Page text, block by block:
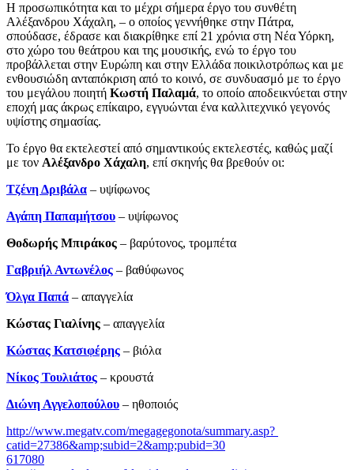
Η προσωπικότητα και το μέχρι σήμερα έργο του συνθέτη
Αλέξανδρου Χάχαλη, – ο οποίος γεννήθηκε στην Πάτρα,
σπούδασε, έδρασε και διακρίθηκε επί 21 χρόνια στη Νέα Υόρκη,
στο χώρο του θεάτρου και της μουσικής, ενώ το έργο του
προβάλλεται στην Ευρώπη και στην Ελλάδα ποικιλοτρόπως και με
ενθουσιώδη ανταπόκριση από το κοινό, σε συνδυασμό με το έργο
του μεγάλου ποιητή Κωστή Παλαμά, το οποίο αποδεικνύεται στην
εποχή μας άκρως επίκαιρο, εγγυώνται ένα καλλιτεχνικό γεγονός
υψίστης σημασίας.
Το έργο θα εκτελεστεί από σημαντικούς εκτελεστές, καθώς μαζί
με τον Αλέξανδρο Χάχαλη, επί σκηνής θα βρεθούν οι:
Τζένη Δριβάλα – υψίφωνος
Αγάπη Παπαμήτσου – υψίφωνος
Θοδωρής Μπιράκος – βαρύτονος, τρομπέτα
Γαβριήλ Αντωνέλος – βαθύφωνος
Όλγα Παπά – απαγγελία
Κώστας Γιαλίνης ­– απαγγελία
Κώστας Κατσιφέρης – βιόλα
Νίκος Τουλιάτος – κρουστά
Διώνη Αγγελοπούλου – ηθοποιός
http://www.megatv.com/megagegonota/summary.asp?
catid=27386&amp;subid=2&amp;pubid=30
617080